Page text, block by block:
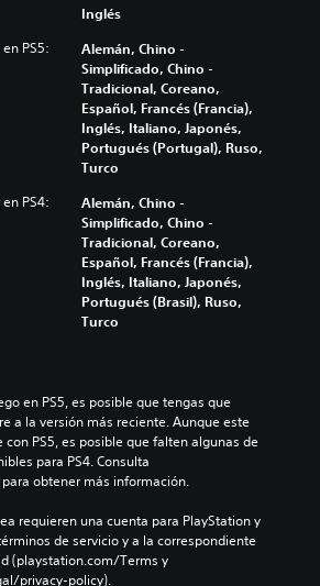
Inglés
PS5:
Alemán, Chino -
Simplificado, Chino -
Tradicional, Coreano,
Español, Francés (Francia),
Inglés, Italiano, Japonés,
Portugués (Portugal), Ruso,
Turco
PS4:
Alemán, Chino -
Simplificado, Chino -
Tradicional, Coreano,
Español, Francés (Francia),
Inglés, Italiano, Japonés,
Portugués (Brasil), Ruso,
Turco
en PS5, es posible que tengas que
a la versión más reciente. Aunque este
PS5, es posible que falten algunas de
para PS4. Consulta
obtener más información.
requieren una cuenta para PlayStation y
de servicio y a la correspondiente
(playstation.com/Terms y
privacy-policy).